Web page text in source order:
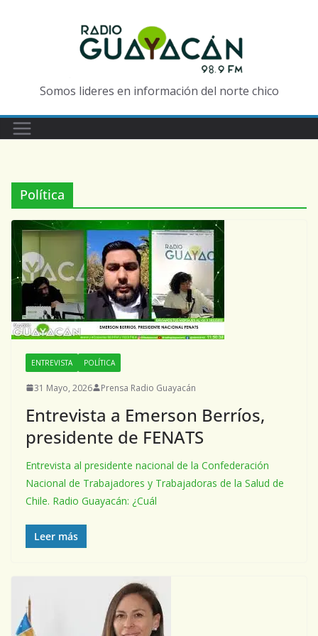
Somos lideres en información del norte chico
Política
ENTREVISTA POLÍTICA
31 Mayo, 2026 Prensa Radio Guayacán
Entrevista a Emerson Berríos,
presidente de FENATS
Entrevista al presidente nacional de la Confederación
Nacional de Trabajadores y Trabajadoras de la Salud de
Chile. Radio Guayacán: ¿Cuál
Leer más